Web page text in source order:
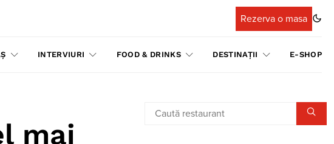
Rezerva o masa
INTERVIURI FOOD & DRINKS DESTINAȚII E-SHOP
mai